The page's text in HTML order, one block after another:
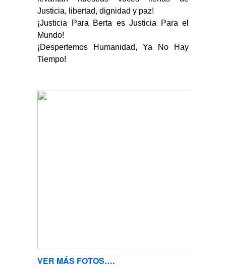
Justicia, libertad, dignidad y paz!
¡Justicia Para Berta es Justicia Para el
Mundo!
¡Despertemos Humanidad, Ya No Hay
Tiempo!
VER MÁS FOTOS….